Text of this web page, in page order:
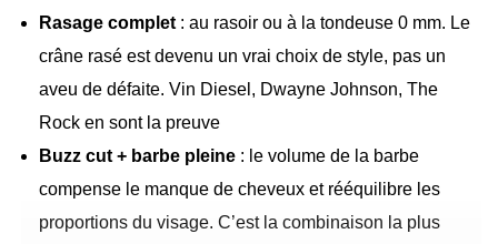
Rasage complet : au rasoir ou à la tondeuse 0 mm. Le
crâne rasé est devenu un vrai choix de style, pas un
aveu de défaite. Vin Diesel, Dwayne Johnson, The
Rock en sont la preuve
Buzz cut + barbe pleine : le volume de la barbe
compense le manque de cheveux et rééquilibre les
proportions du visage. C’est la combinaison la plus